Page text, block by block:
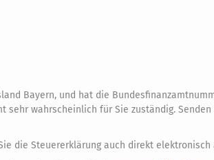
Bayern, und hat die
sehr wahrscheinlich für Sie zuständig.
die Steuererklärung auch direkt